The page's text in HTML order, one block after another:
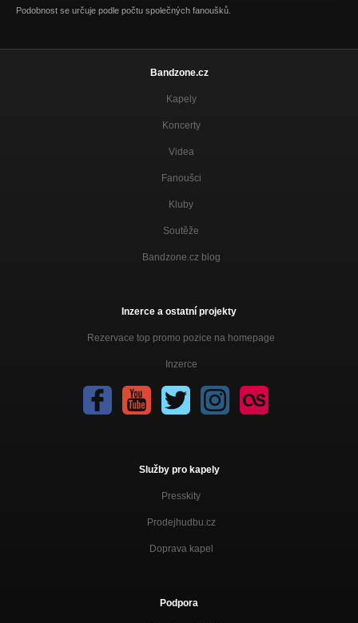
Podobnost se určuje podle počtu společných fanoušků.
Bandzone.cz
Kapely
Koncerty
Videa
Fanoušci
Kluby
Soutěže
Bandzone.cz blog
Inzerce a ostatní projekty
Rezervace top promo pozice na homepage
Inzerce
Služby pro kapely
Presskity
Prodejhudbu.cz
Doprava kapel
Podpora